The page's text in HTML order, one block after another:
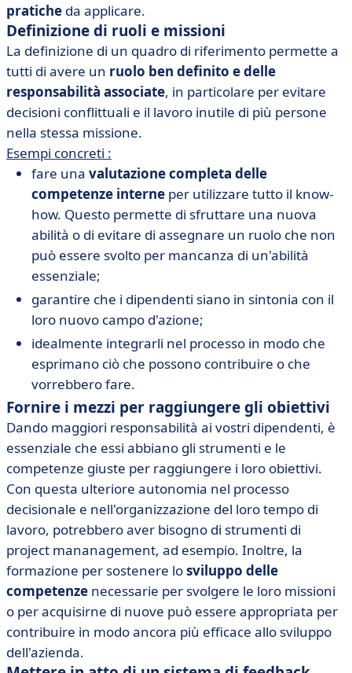
pratiche da applicare.
Definizione di ruoli e missioni
La definizione di un quadro di riferimento permette a
tutti di avere un ruolo ben definito e delle
responsabilità associate, in particolare per evitare
decisioni conflittuali e il lavoro inutile di più persone
nella stessa missione.
Esempi concreti :
fare una valutazione completa delle
competenze interne per utilizzare tutto il know-
how. Questo permette di sfruttare una nuova
abilità o di evitare di assegnare un ruolo che non
può essere svolto per mancanza di un'abilità
essenziale;
garantire che i dipendenti siano in sintonia con il
loro nuovo campo d'azione;
idealmente integrarli nel processo in modo che
esprimano ciò che possono contribuire o che
vorrebbero fare.
Fornire i mezzi per raggiungere gli obiettivi
Dando maggiori responsabilità ai vostri dipendenti, è
essenziale che essi abbiano gli strumenti e le
competenze giuste per raggiungere i loro obiettivi.
Con questa ulteriore autonomia nel processo
decisionale e nell'organizzazione del loro tempo di
lavoro, potrebbero aver bisogno di strumenti di
project mananagement, ad esempio. Inoltre, la
formazione per sostenere losviluppo delle
competenze necessarie per svolgere le loro missioni
o per acquisirne di nuove può essere appropriata per
contribuire in modo ancora più efficace allo sviluppo
dell'azienda.